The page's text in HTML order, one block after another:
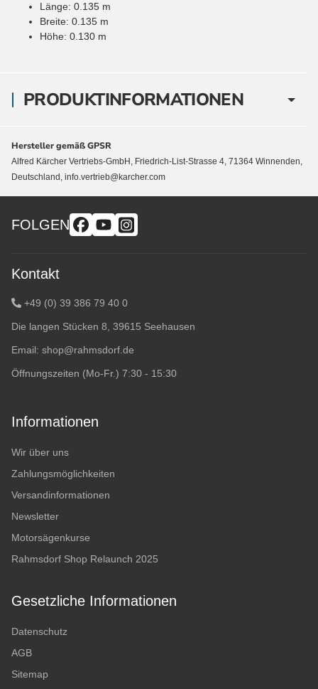
PRODUKTINFORMATIONEN
Länge: 0.135 m
Breite: 0.135 m
Höhe: 0.130 m
Hersteller gemäß GPSR
Alfred Kärcher Vertriebs-GmbH, Friedrich-List-Strasse 4, 71364 Winnenden,
Deutschland, info.vertrieb@karcher.com
FOLGEN
Kontakt
+49 (0) 39 386 79 40 0
Die langen Stücken 8, 39615 Seehausen
Email: shop@rahmsdorf.de
Öffnungszeiten (Mo-Fr.) 7:30 - 15:30
Informationen
Wir über uns
Zahlungsmöglichkeiten
Versandinformationen
Newsletter
Motorsägenkurse
Rahmsdorf Shop Relaunch 2025
Gesetzliche Informationen
Datenschutz
AGB
Sitemap